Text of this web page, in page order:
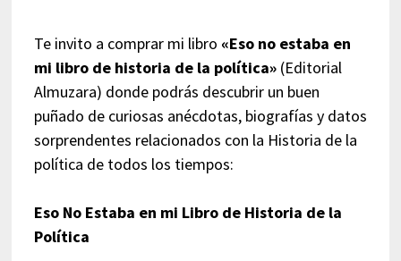
Te invito a comprar mi libro «Eso no estaba en
mi libro de historia de la política»(Editorial
Almuzara) donde podrás descubrir un buen
puñado de curiosas anécdotas, biografías y datos
sorprendentes relacionados con la Historia de la
política de todos los tiempos:
Eso No Estaba en mi Libro de Historia de la
Política